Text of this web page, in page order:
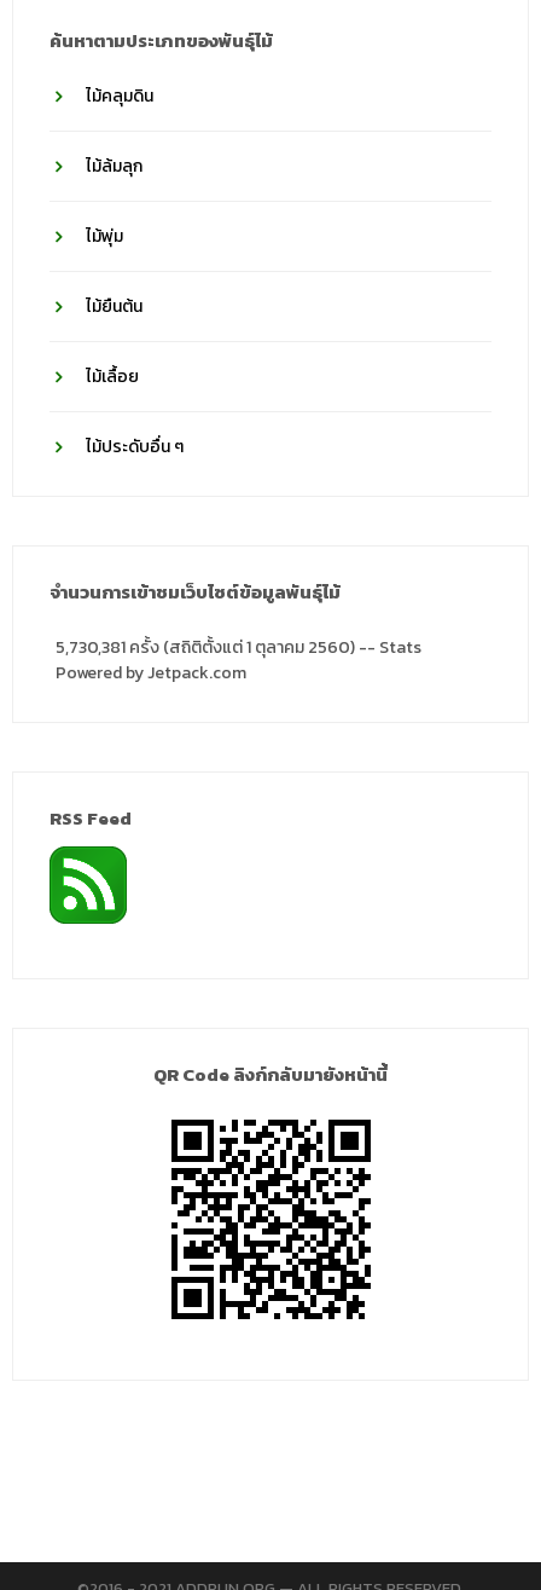
ค้นหาตามประเภทของพันธุ์ไม้
ไม้คลุมดิน
ไม้ล้มลุก
ไม้พุ่ม
ไม้ยืนต้น
ไม้เลื้อย
ไม้ประดับอื่น ๆ
จำนวนการเข้าชมเว็บไซต์ข้อมูลพันธุ์ไม้
5,730,381 ครั้ง (สถิติตั้งแต่ 1 ตุลาคม 2560) -- Stats
Powered by Jetpack.com
RSS Feed
QR Code ลิงก์กลับมายังหน้านี้